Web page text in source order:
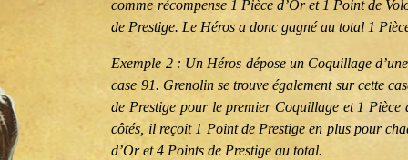
comme récompense 1 Pièce d’Or et 1 Point de
de Prestige. Le Héros a donc gagné au total 1
Exemple 2 : Un Héros dépose un Coquillage
case 91. Grenolin se trouve également sur cette
de Prestige pour le premier Coquillage et 1
côtés, il reçoit 1 Point de Prestige en plus pour
d’Or et 4 Points de Prestige au total.